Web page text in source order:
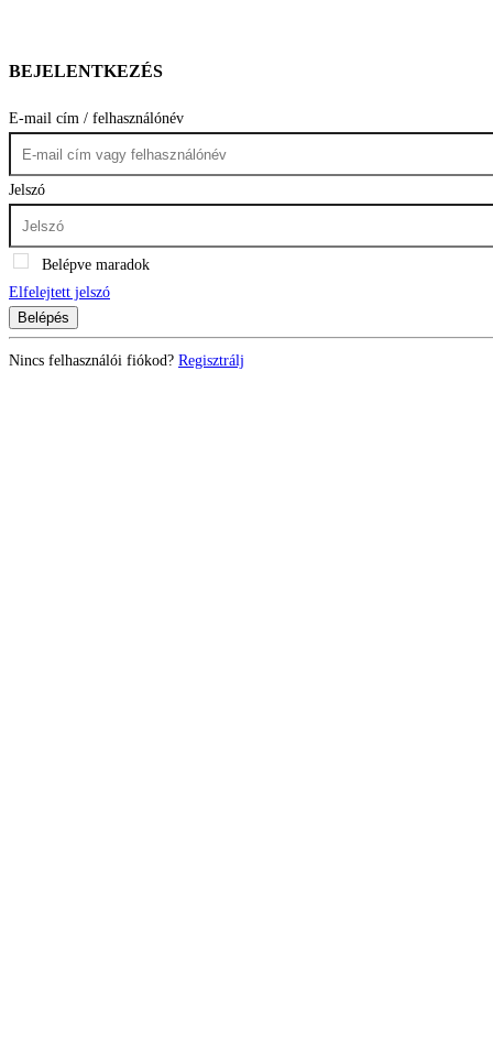
BEJELENTKEZÉS
E-mail cím / felhasználónév
Jelszó
Belépve maradok
Elfelejtett jelszó
Belépés
Nincs felhasználói fiókod? Regisztrálj